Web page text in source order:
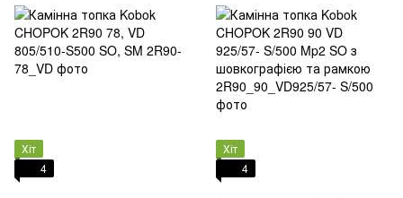
Хіт
4
Хіт
4